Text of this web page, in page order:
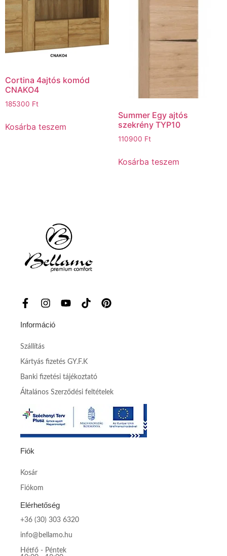
Cortina 4ajtós komód
CNAKO4
185300 Ft
Kosárba teszem
Summer Egy ajtós
szekrény TYP10
110900 Ft
Kosárba teszem
Információ
Szállítás
Kártyás fizetés GY.F.K
Banki fizetési tájékoztató
Általános Szerződési feltételek
Fiók
Kosár
Fiókom
Elérhetőség
+36 (30) 303 6320
info@bellamo.hu
Hétfő - Péntek